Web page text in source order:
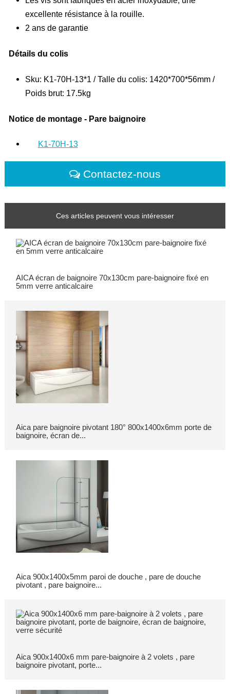
excellente résistance à la rouille.
2 ans de garantie
Détails du colis
Sku: K1-70H-13*1 / Talle du colis: 1420*700*56mm /
Poids brut: 17.5kg
Notice de montage - Pare baignoire
K1-70H-13
Contactez-nous
Ces articles peuvent vous intéresser
AICA écran de baignoire 70x130cm pare-baignoire fixé en
5mm verre anticalcaire
Aica pare baignoire pivotant 180° 800x1400x6mm porte de
baignoire, écran de...
Aica 900x1400x5mm paroi de douche , pare de douche
pivotant , pare baignoire...
Aica 900x1400x6 mm pare-baignoire à 2 volets , pare
baignoire pivotant, porte...